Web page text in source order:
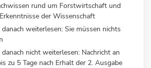
rund um Forstwirtschaft und
der Wissenschaft
weiterlesen: Sie müssen nichts
nicht weiterlesen: Nachricht an
zu 5 Tage nach Erhalt der 2. Ausgabe